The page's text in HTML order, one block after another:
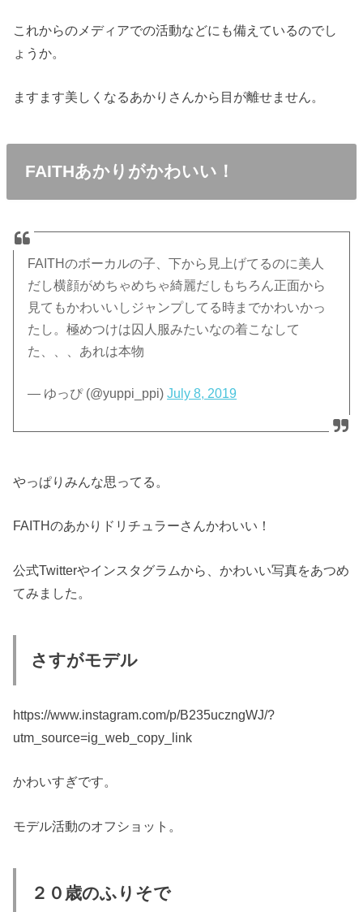
これからのメディアでの活動などにも備えているのでし
ょうか。
ますます美しくなるあかりさんから目が離せません。
FAITHあかりがかわいい！
FAITHのボーカルの子、下から見上げてるのに美人
だし横顔がめちゃめちゃ綺麗だしもちろん正面から
見てもかわいいしジャンプしてる時までかわいかっ
たし。極めつけは囚人服みたいなの着こなして
た、、、あれは本物
— ゆっぴ (@yuppi_ppi)July 8, 2019
やっぱりみんな思ってる。
FAITHのあかりドリチュラーさんかわいい！
公式Twitterやインスタグラムから、かわいい写真をあつめ
てみました。
さすがモデル
https://www.instagram.com/p/B235uczngWJ/?
utm_source=ig_web_copy_link
かわいすぎです。
モデル活動のオフショット。
２０歳のふりそで